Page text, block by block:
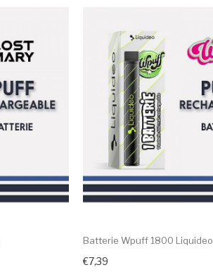
Batterie Wpuff 1800 Liquideo
€7,39